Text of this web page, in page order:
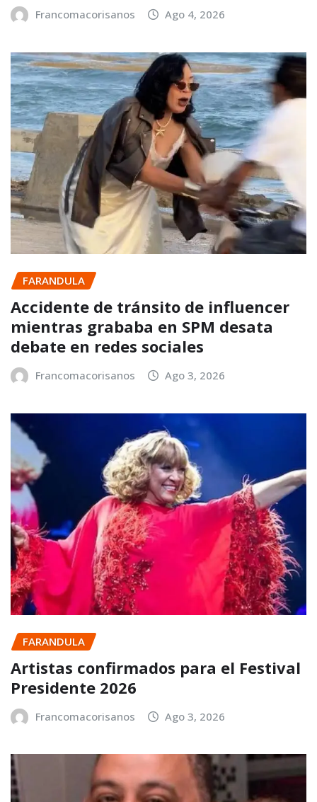
Francomacorisanos Ago 4, 2026
FARANDULA
Accidente de tránsito de influencer
mientras grababa en SPM desata
debate en redes sociales
Francomacorisanos Ago 3, 2026
FARANDULA
Artistas confirmados para el Festival
Presidente 2026
Francomacorisanos Ago 3, 2026